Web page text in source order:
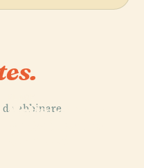
abbinare.
Museo di Belle
Île De